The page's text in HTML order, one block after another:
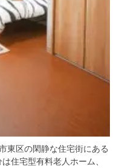
東区の閑静な住宅街にある
住宅型有料老人ホーム、